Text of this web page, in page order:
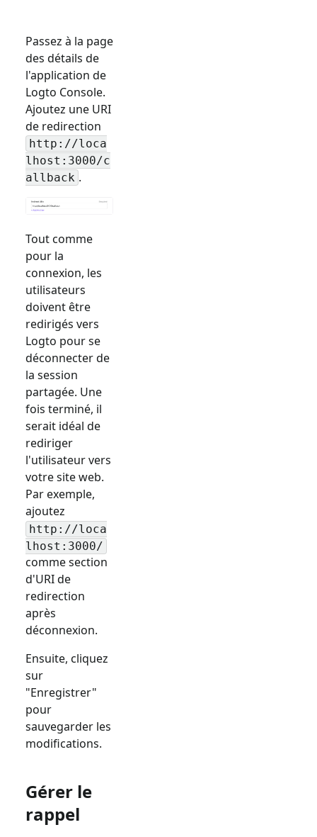
Passez à la page
des détails de
l'application de
Logto Console.
Ajoutez une URI
de redirection
http://loca
lhost:3000/c
allback .
Tout comme
pour la
connexion, les
utilisateurs
doivent être
redirigés vers
Logto pour se
déconnecter de
la session
partagée. Une
fois terminé, il
serait idéal de
rediriger
l'utilisateur vers
votre site web.
Par exemple,
ajoutez
http://loca
lhost:3000/
comme section
d'URI de
redirection
après
déconnexion.
Ensuite, cliquez
sur
"Enregistrer"
pour
sauvegarder les
modifications.
Gérer le
rappel